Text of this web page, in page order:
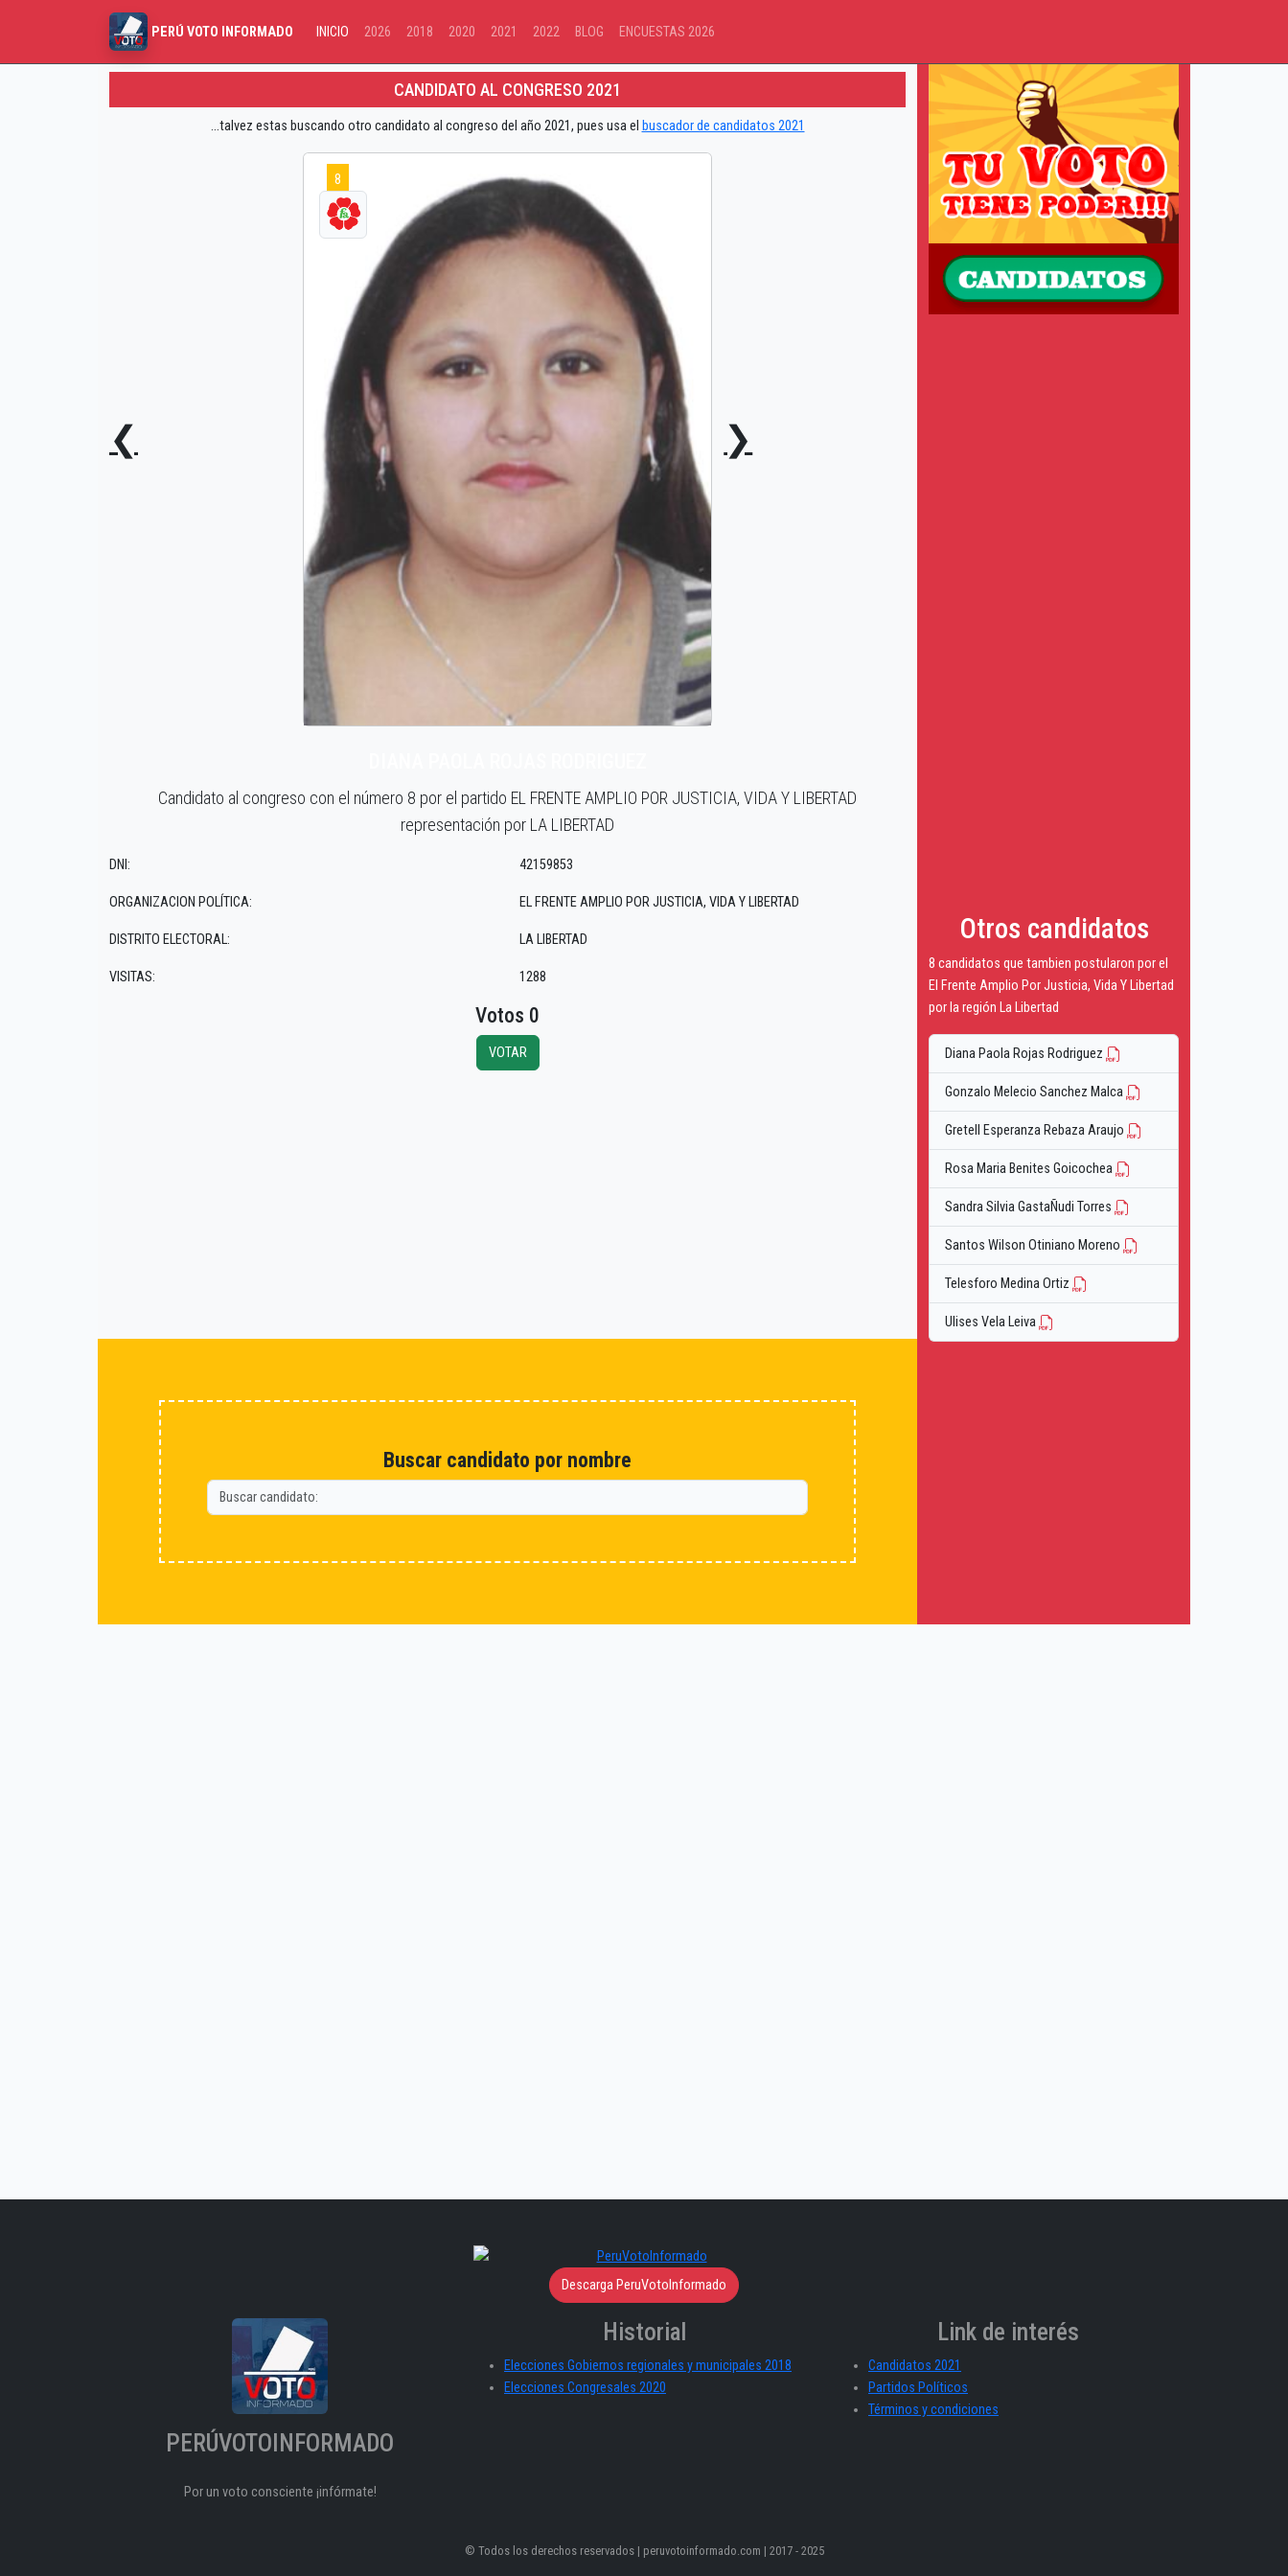
PERÚ VOTO INFORMADO INICIO 2026 2018 2020 2021 2022 BLOG ENCUESTAS 2026
CANDIDATO AL CONGRESO 2021
...talvez estas buscando otro candidato al congreso del año 2021, pues usa el buscador de candidatos 2021
❮
8
❯
Candidato al congreso con el número 8 por el partido EL FRENTE AMPLIO POR JUSTICIA, VIDA Y LIBERTAD
representación por LA LIBERTAD
DNI:
ORGANIZACION POLÍTICA:
DISTRITO ELECTORAL:
VISITAS:
42159853
EL FRENTE AMPLIO POR JUSTICIA, VIDA Y LIBERTAD
LA LIBERTAD
1288
Votos 0
VOTAR
Buscar candidato por nombre
Otros candidatos
8 candidatos que tambien postularon por el
El Frente Amplio Por Justicia, Vida Y Libertad
por la región La Libertad
Diana Paola Rojas Rodriguez
Gonzalo Melecio Sanchez Malca
Gretell Esperanza Rebaza Araujo
Rosa Maria Benites Goicochea
Sandra Silvia GastaÑudi Torres
Santos Wilson Otiniano Moreno
Telesforo Medina Ortiz
Ulises Vela Leiva
Descarga PeruVotoInformado
PERÚVOTOINFORMADO
Por un voto consciente ¡infórmate!
Historial
Elecciones Gobiernos regionales y municipales 2018
Elecciones Congresales 2020
Link de interés
Candidatos 2021
Partidos Políticos
Términos y condiciones
© Todos los derechos reservados | peruvotoinformado.com | 2017 - 2025